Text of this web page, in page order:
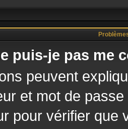
puis-je pas me
peuvent
et mot de
pour vérifier que